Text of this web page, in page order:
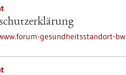
gesundheitsstandort-